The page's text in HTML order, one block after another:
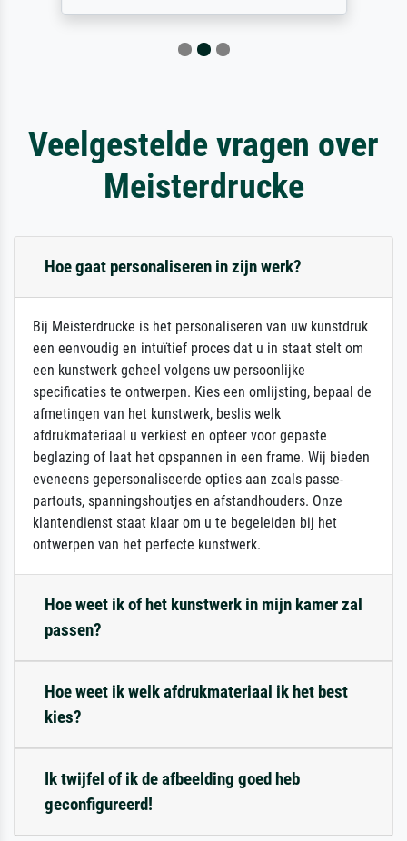
Veelgestelde vragen over
Meisterdrucke
Hoe gaat personaliseren in zijn werk?
Bij Meisterdrucke is het personaliseren van uw kunstdruk
een eenvoudig en intuïtief proces dat u in staat stelt om
een kunstwerk geheel volgens uw persoonlijke
specificaties te ontwerpen. Kies een omlijsting, bepaal de
afmetingen van het kunstwerk, beslis welk
afdrukmateriaal u verkiest en opteer voor gepaste
beglazing of laat het opspannen in een frame. Wij bieden
eveneens gepersonaliseerde opties aan zoals passe-
partouts, spanningshoutjes en afstandhouders. Onze
klantendienst staat klaar om u te begeleiden bij het
ontwerpen van het perfecte kunstwerk.
Hoe weet ik of het kunstwerk in mijn kamer zal
passen?
Hoe weet ik welk afdrukmateriaal ik het best
kies?
Ik twijfel of ik de afbeelding goed heb
geconfigureerd!